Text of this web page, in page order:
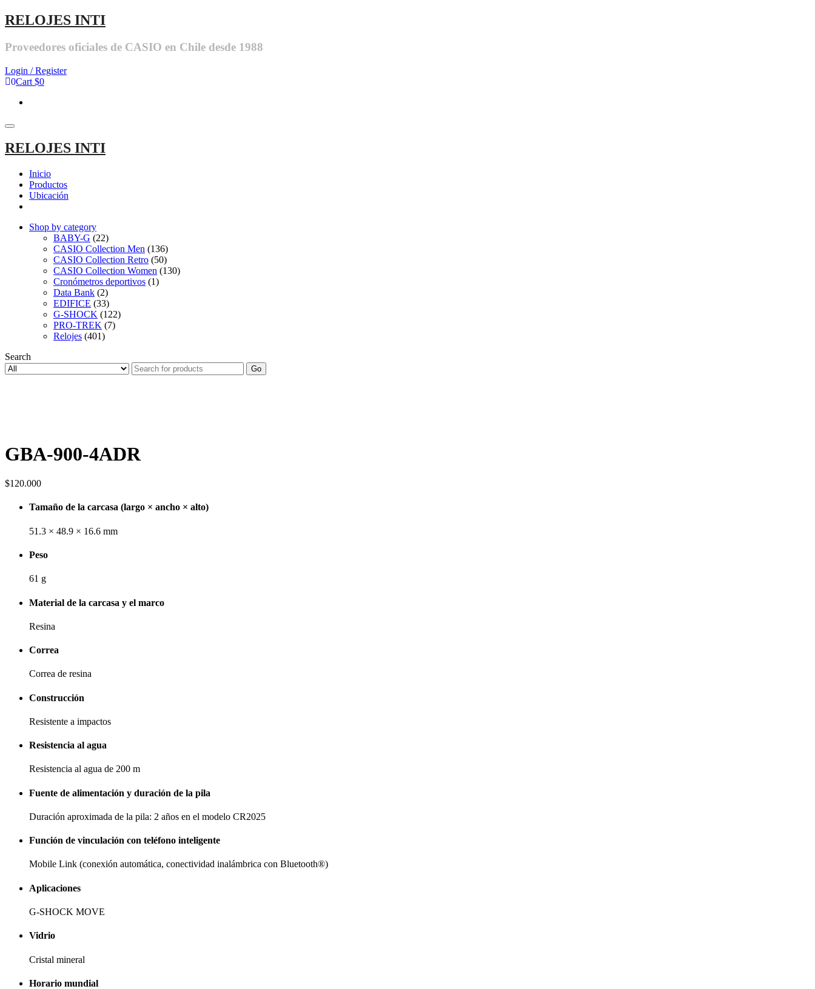
RELOJES INTI
Proveedores oficiales de CASIO en Chile desde 1988
Login / Register
0Cart $0
Toggle navigation
RELOJES INTI
Inicio
Productos
Ubicación
Shop by category
BABY-G (22)
CASIO Collection Men (136)
CASIO Collection Retro (50)
CASIO Collection Women (130)
Cronómetros deportivos (1)
Data Bank (2)
EDIFICE (33)
G-SHOCK (122)
PRO-TREK (7)
Relojes (401)
Search
Go
GBA-900-4ADR
$120.000
Tamaño de la carcasa (largo × ancho × alto)
51.3 × 48.9 × 16.6 mm
Peso
61 g
Material de la carcasa y el marco
Resina
Correa
Correa de resina
Construcción
Resistente a impactos
Resistencia al agua
Resistencia al agua de 200 m
Fuente de alimentación y duración de la pila
Duración aproximada de la pila: 2 años en el modelo CR2025
Función de vinculación con teléfono inteligente
Mobile Link (conexión automática, conectividad inalámbrica con Bluetooth®)
Aplicaciones
G-SHOCK MOVE
Vidrio
Cristal mineral
Horario mundial